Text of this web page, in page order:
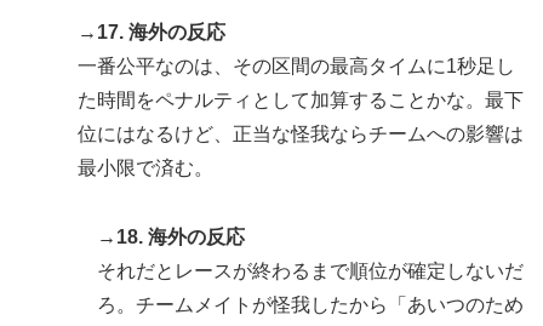
→17. 海外の反応
一番公平なのは、その区間の最高タイムに1秒足し
た時間をペナルティとして加算することかな。最下
位にはなるけど、正当な怪我ならチームへの影響は
最小限で済む。
→18. 海外の反応
それだとレースが終わるまで順位が確定しないだ
ろ。チームメイトが怪我したから「あいつのため